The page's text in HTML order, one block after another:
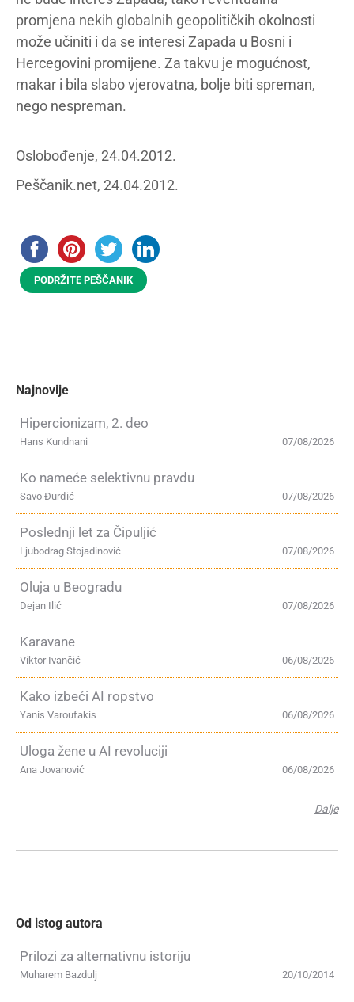
promjena nekih globalnih geopolitičkih okolnosti
može učiniti i da se interesi Zapada u Bosni i
Hercegovini promijene. Za takvu je mogućnost,
makar i bila slabo vjerovatna, bolje biti spreman,
nego nespreman.
Oslobođenje, 24.04.2012.
Peščanik.net, 24.04.2012.
PODRŽITE PEŠČANIK
Najnovije
Hipercionizam, 2. deo
07/08/2026
Hans Kundnani
Ko nameće selektivnu pravdu
07/08/2026
Savo Đurđić
Poslednji let za Čipuljić
07/08/2026
Ljubodrag Stojadinović
Oluja u Beogradu
07/08/2026
Dejan Ilić
Karavane
06/08/2026
Viktor Ivančić
Kako izbeći AI ropstvo
06/08/2026
Yanis Varoufakis
Uloga žene u AI revoluciji
06/08/2026
Ana Jovanović
Dalje
Od istog autora
Prilozi za alternativnu istoriju
20/10/2014
Muharem Bazdulj